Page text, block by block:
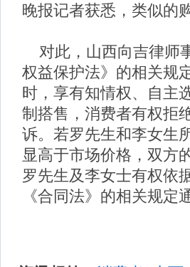
晚报记者获悉，类似的
对此，山西向吉律师
权益保护法》的相关规
时，享有知情权、自主
制搭售，消费者有权拒
诉。若罗先生和李女生
显高于市场价格，双方
罗先生及李女士有权依
《合同法》的相关规定